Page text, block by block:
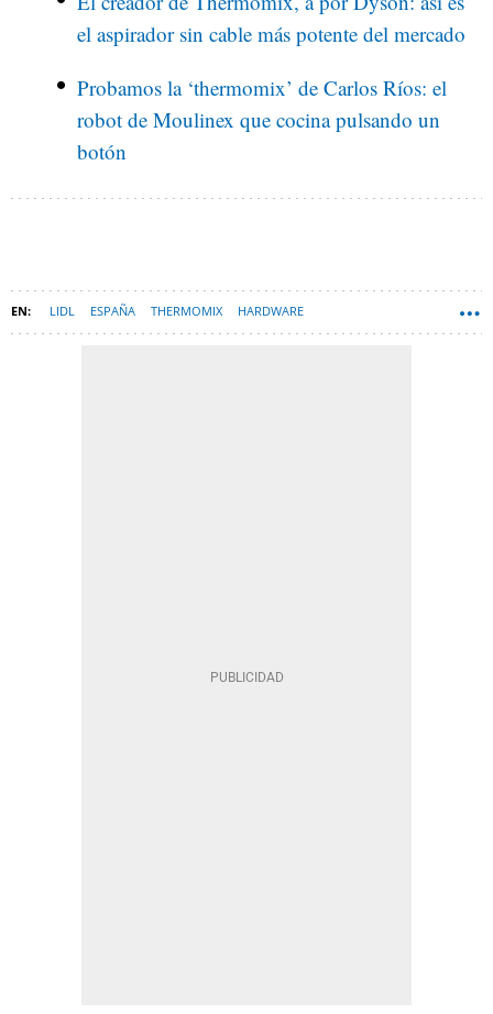
el aspirador sin cable más potente del mercado
Probamos la ‘thermomix’ de Carlos Ríos: el
robot de Moulinex que cocina pulsando un
botón
LIDL ESPAÑA THERMOMIX HARDWARE